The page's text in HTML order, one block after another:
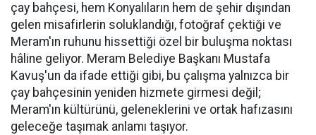
çay bahçesi, hem Konyalıların hem de şehir dışından
gelen misafirlerin soluklandığı, fotoğraf çektiği ve
Meram'ın ruhunu hissettiği özel bir buluşma noktası
hâline geliyor. Meram Belediye Başkanı Mustafa
Kavuş'un da ifade ettiği gibi, bu çalışma yalnızca bir
çay bahçesinin yeniden hizmete girmesi değil;
Meram'ın kültürünü, geleneklerini ve ortak hafızasını
geleceğe taşımak anlamı taşıyor.